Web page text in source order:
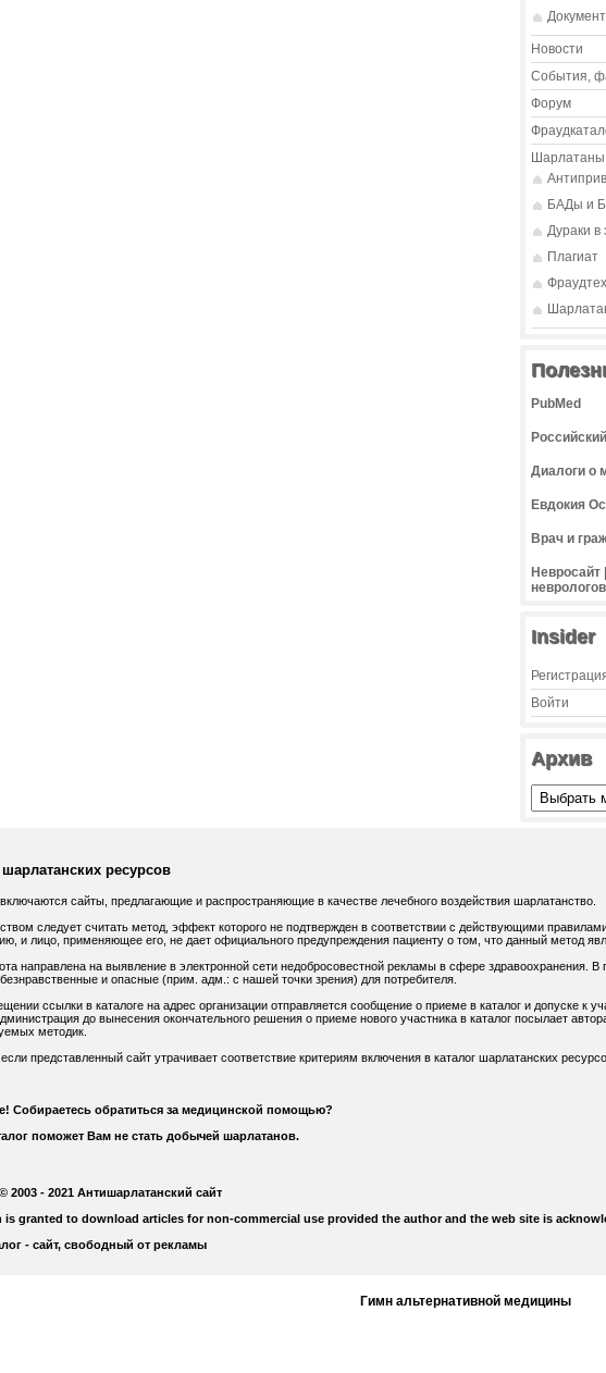
Новости
События,
Форум
Шарлатаны
БАДы и
Дураки в
Плагиат
PubMed
Диалоги о
Евдокия
Врач и
Insider
Войти
Архив
шарлатанских ресурсов
включаются сайты, предлагающие и распространяющие в качестве лечебного воздействия шарлатанство.
следует считать метод, эффект которого не подтвержден в соответствии с действующими
и лицо, применяющее его, не дает официального предупреждения пациенту о том, что данный метод
направлена на выявление в электронной сети недобросовестной рекламы в сфере здравоохранения.
и опасные (прим. адм.: с нашей точки зрения) для потребителя.
ссылки в каталоге на адрес организации отправляется сообщение о приеме в каталог и допуске к
до вынесения окончательного решения о приеме нового участника в каталог посылает
методик.
представленный сайт утрачивает соответствие критериям включения в каталог шарлатанских
Собираетесь обратиться за медицинской помощью?
поможет Вам не стать добычей шарлатанов.
2003 - 2021 Антишарлатанский сайт
is granted to download articles for non-commercial use provided the author and the web site is
- сайт, свободный от рекламы
Гимн альтернативной медицины